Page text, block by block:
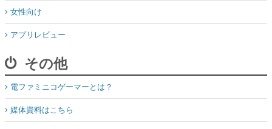
女性向け
アプリレビュー
その他
電ファミニコゲーマーとは？
媒体資料はこちら